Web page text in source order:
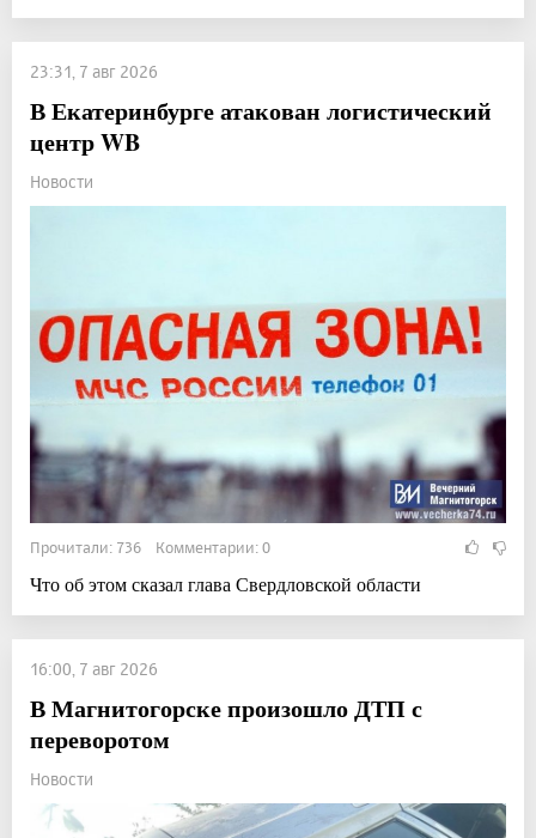
23:31, 7 авг 2026
В Екатеринбурге атакован логистический
центр WB
Новости
Прочитали: 736 Комментарии: 0
Что об этом сказал глава Свердловской области
16:00, 7 авг 2026
В Магнитогорске произошло ДТП с
переворотом
Новости